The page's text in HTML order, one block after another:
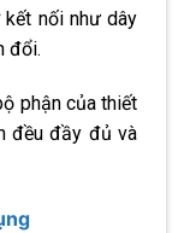
nối như dây
đổi.
phận của thiết
đều đầy đủ và